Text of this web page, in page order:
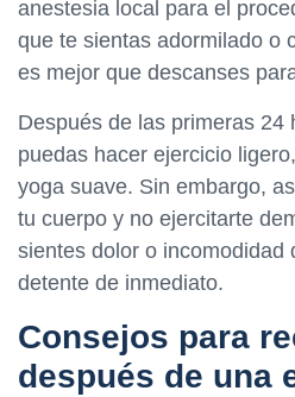
anestesia local para el
que te sientas adormilado o
es mejor que descanses
Después de las primeras 24
puedas hacer ejercicio
yoga suave. Sin embargo,
tu cuerpo y no ejercitarte
sientes dolor o incomodidad
detente de inmediato.
Consejos para
después de una